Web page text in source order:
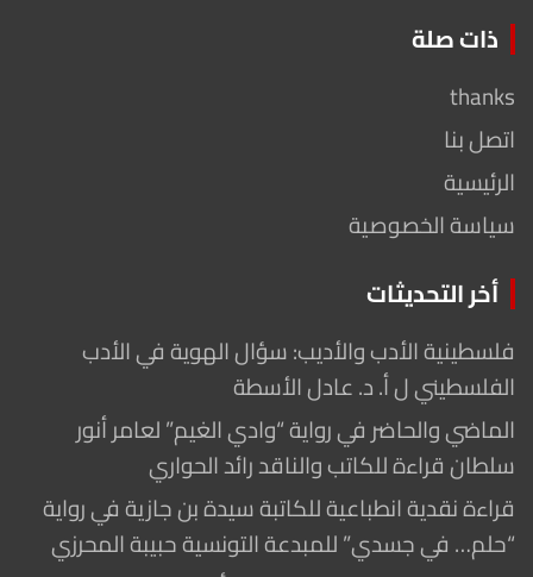
ذات صلة
thanks
اتصل بنا
الرئيسية
سياسة الخصوصية
أخر التحديثات
فلسطينية الأدب والأديب: سؤال الهوية في الأدب
الفلسطيني ل أ. د. عادل الأسطة
الماضي والحاضر في رواية “وادي الغيم” لعامر أنور
سلطان قراءة للكاتب والناقد رائد الحواري
قراءة نقدية انطباعية للكاتبة سيدة بن جازية في رواية
“حلم… في جسدي” للمبدعة التونسية حبيبة المحرزي